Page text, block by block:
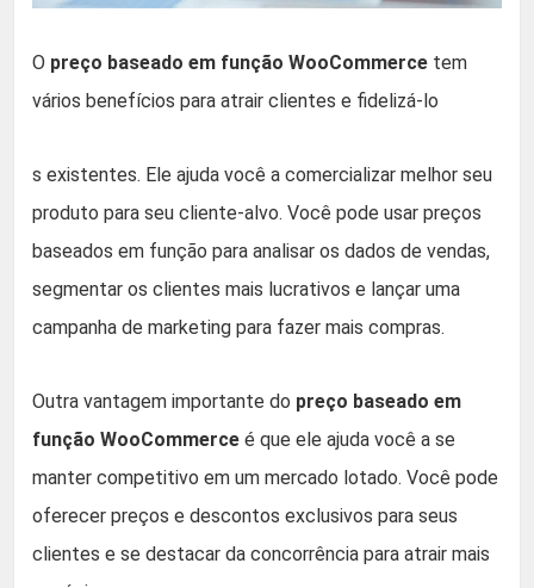
O preço baseado em função WooCommerce tem
vários benefícios para atrair clientes e fidelizá-lo
s existentes. Ele ajuda você a comercializar melhor seu
produto para seu cliente-alvo. Você pode usar preços
baseados em função para analisar os dados de vendas,
segmentar os clientes mais lucrativos e lançar uma
campanha de marketing para fazer mais compras.
Outra vantagem importante do preço baseado em
função WooCommerce é que ele ajuda você a se
manter competitivo em um mercado lotado. Você pode
oferecer preços e descontos exclusivos para seus
clientes e se destacar da concorrência para atrair mais